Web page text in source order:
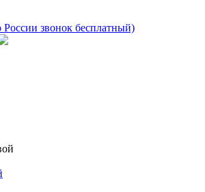
России звонок бесплатный)